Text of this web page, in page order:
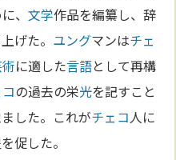
、文学作品を編纂し、辞
げた。 ユングマンはチェ
に適した言語として再構
の過去の栄光を記すこと
した。これがチェコ人に
促した。